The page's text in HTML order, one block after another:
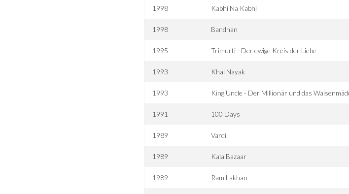
1998 Kabhi Na Kabhi
1998 Bandhan
1995 Trimurti - Der ewige Kreis der Liebe
1993 Khal Nayak
1993 King Uncle - Der Millionär und das
1991 100 Days
1989 Vardi
1989 Kala Bazaar
1989 Ram Lakhan